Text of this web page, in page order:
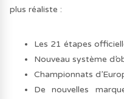
plus réaliste :
Les 21 étapes
Nouveau système
Championnats
De nouvelles